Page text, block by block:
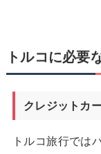
トルコに必要
クレジットカ
トルコ旅行では